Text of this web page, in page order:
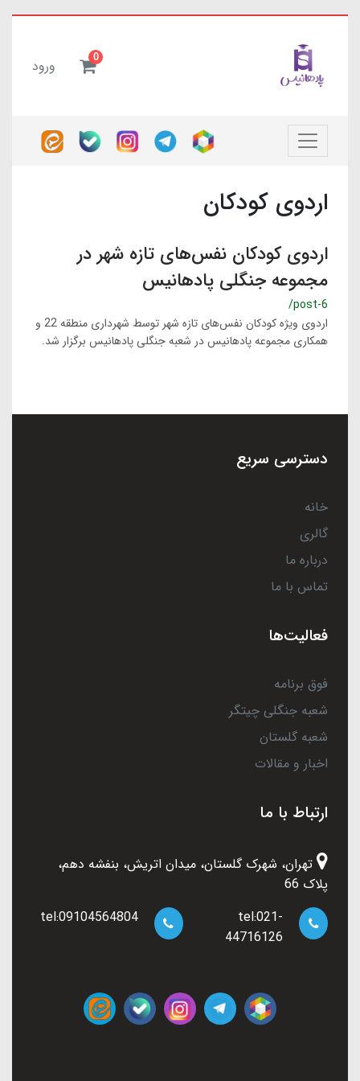
0 ورود
اردوی کودکان
اردوی کودکان نفس‌های تازه شهر در
مجموعه جنگلی پادهانیس
/post-6
اردوی ویژه کودکان نفس‌های تازه شهر توسط شهرداری منطقه 22 و
همکاری مجموعه پادهانیس در شعبه جنگلی پادهانیس برگزار شد.
دسترسی سریع
خانه
گالری
درباره ما
تماس با ما
فعالیت‌ها
فوق برنامه
شعبه جنگلی چیتگر
شعبه گلستان
اخبار و مقالات
ارتباط با ما
تهران، شهرک گلستان، میدان اتریش، بنفشه دهم،
پلاک 66
tel:021-
44716126
tel:09104564804